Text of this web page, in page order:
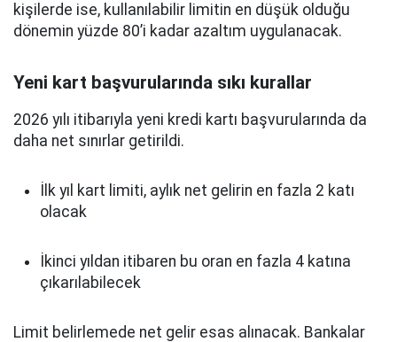
kişilerde ise, kullanılabilir limitin en düşük olduğu
dönemin yüzde 80’i kadar azaltım uygulanacak.
Yeni kart başvurularında sıkı kurallar
2026 yılı itibarıyla yeni kredi kartı başvurularında da
daha net sınırlar getirildi.
İlk yıl kart limiti, aylık net gelirin en fazla 2 katı
olacak
İkinci yıldan itibaren bu oran en fazla 4 katına
çıkarılabilecek
Limit belirlemede net gelir esas alınacak. Bankalar